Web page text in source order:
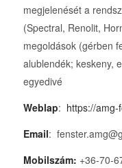
megjelenését a
(Spectral, Renolit,
megoldások (gérben
alublendék; keskeny,
egyedivé
Weblap: https://amg-
Email:
Mobilszám: +36-70-